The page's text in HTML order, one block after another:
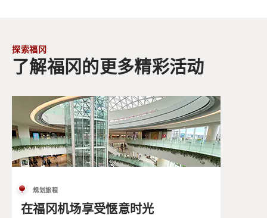
探索福冈
了解福冈的更多精彩活动
规划旅程
在福冈机场享受惬意时光